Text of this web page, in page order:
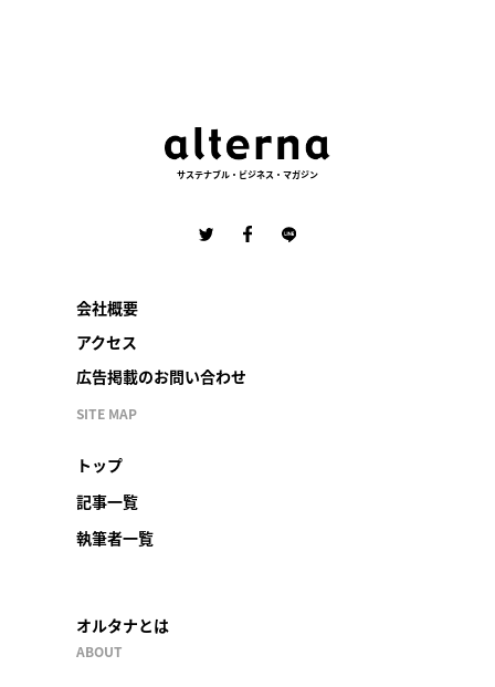
サステナブル・ビジネス・マガジン
会社概要
アクセス
広告掲載のお問い合わせ
SITE MAP
トップ
記事一覧
執筆者一覧
オルタナとは
ABOUT